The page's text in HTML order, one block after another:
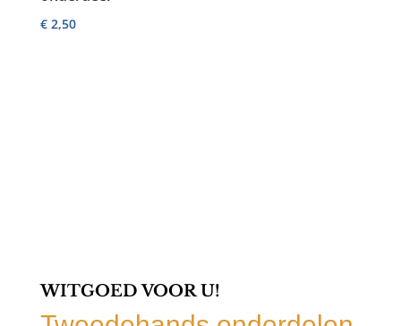
€2,50
WITGOED VOOR U!